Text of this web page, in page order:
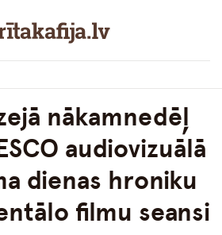
nākamnedēļ
audiovizuālā
dienas hroniku
filmu seansi